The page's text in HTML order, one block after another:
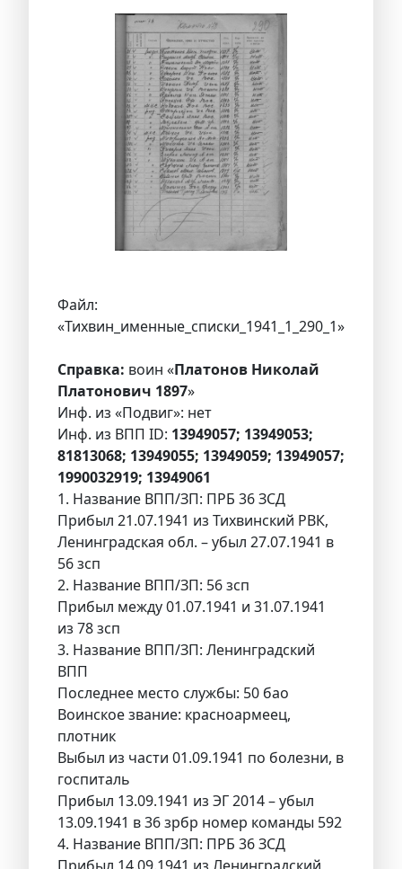
Файл:
«Тихвин_именные_списки_1941_1_290_1»
Справка: воин «Платонов Николай
Платонович 1897»
Инф. из «Подвиг»: нет
Инф. из ВПП ID: 13949057; 13949053;
81813068; 13949055; 13949059; 13949057;
1990032919; 13949061
1. Название ВПП/ЗП: ПРБ 36 ЗСД
Прибыл 21.07.1941 из Тихвинский РВК,
Ленинградская обл. – убыл 27.07.1941 в
56 зсп
2. Название ВПП/ЗП: 56 зсп
Прибыл между 01.07.1941 и 31.07.1941
из 78 зсп
3. Название ВПП/ЗП: Ленинградский
ВПП
Последнее место службы: 50 бао
Воинское звание: красноармеец,
плотник
Выбыл из части 01.09.1941 по болезни, в
госпиталь
Прибыл 13.09.1941 из ЭГ 2014 – убыл
13.09.1941 в 36 зрбр номер команды 592
4. Название ВПП/ЗП: ПРБ 36 ЗСД